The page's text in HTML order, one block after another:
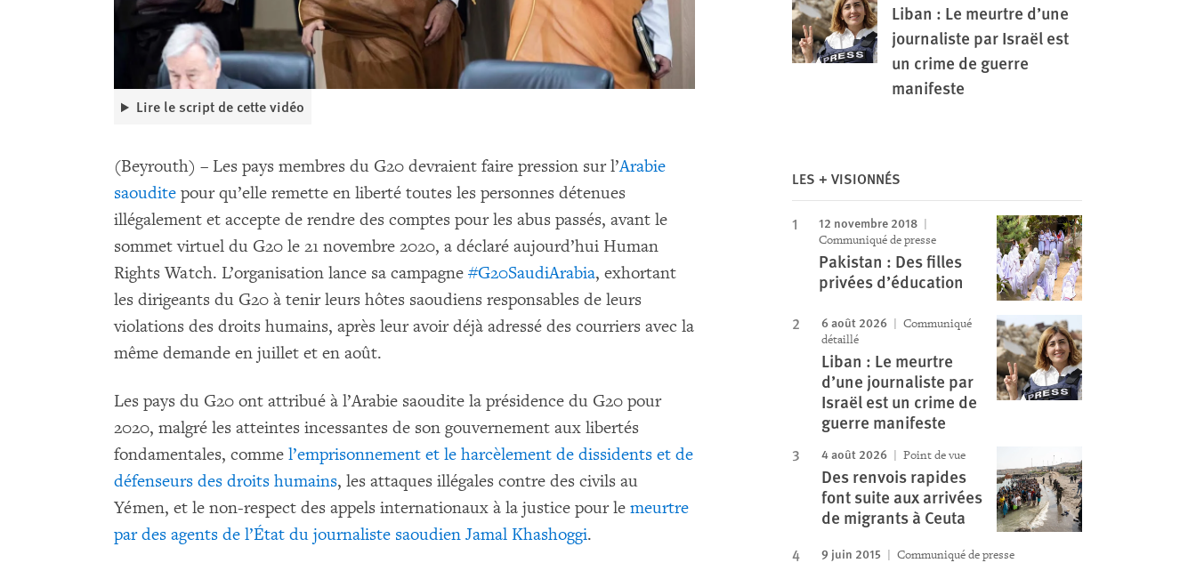
Lire le script de cette vidéo
(Beyrouth) – Les pays membres du G20 devraient faire pression sur l’Arabie
saoudite pour qu’elle remette en liberté toutes les personnes détenues
illégalement et accepte de rendre des comptes pour les abus passés, avant le
sommet virtuel du G20 le 21 novembre 2020, a déclaré aujourd’hui Human
Rights Watch. L’organisation lance sa campagne #G20SaudiArabia, exhortant
les dirigeants du G20 à tenir leurs hôtes saoudiens responsables de leurs
violations des droits humains, après leur avoir déjà adressé des courriers avec la
même demande en juillet et en août.
Les pays du G20 ont attribué à l’Arabie saoudite la présidence du G20 pour
2020, malgré les atteintes incessantes de son gouvernement aux libertés
fondamentales, comme l’emprisonnement et le harcèlement de dissidents et de
défenseurs des droits humains, les attaques illégales contre des civils au
Yémen, et le non-respect des appels internationaux à la justice pour le meurtre
par des agents de l’État du journaliste saoudien Jamal Khashoggi.
Liban : Le meurtre d’une
journaliste par Israël est
un crime de guerre
manifeste
LES + VISIONNÉS
12 novembre 2018
Communiqué de presse
Pakistan : Des filles
privées d’éducation
6 août 2026
Communiqué
détaillé
Liban : Le meurtre
d’une journaliste par
Israël est un crime de
guerre manifeste
4 août 2026 Point de vue
Des renvois rapides
font suite aux arrivées
de migrants à Ceuta
9 juin 2015 Communiqué de presse